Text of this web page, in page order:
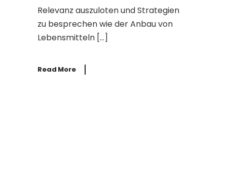
Relevanz auszuloten und Strategien
zu besprechen wie der Anbau von
Lebensmitteln […]
Read More